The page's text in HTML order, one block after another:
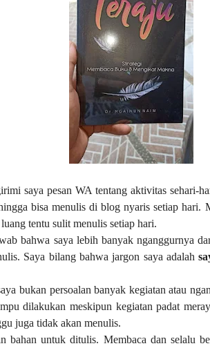
saya pesan WA tentang aktivitas sehari-
bisa menulis di blog nyaris setiap hari.
tentu sulit menulis setiap hari.
bahwa saya lebih banyak nganggurnya
Saya bilang bahwa jargon saya adalah
bukan persoalan banyak kegiatan atau
dilakukan meskipun kegiatan padat
juga tidak akan menulis.
bahan untuk ditulis. Membaca dan selalu